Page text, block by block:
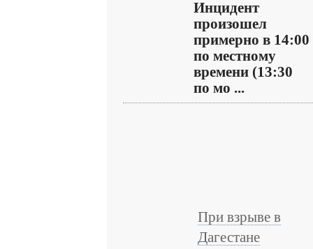
Инцидент
произошел
примерно в 14:00
по местному
времени (13:30
по мо ...
При взрыве в
Дагестане